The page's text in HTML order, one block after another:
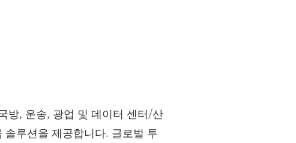
방, 운송, 광업 및 데이터 센터/산
루션을 제공합니다. 글로벌 투